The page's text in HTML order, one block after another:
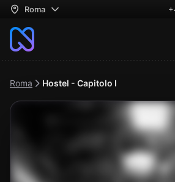
Roma
Roma Hostel - Capitolo I